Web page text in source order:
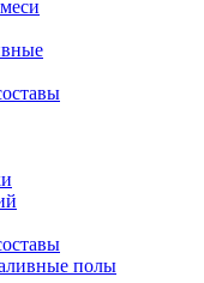
полы